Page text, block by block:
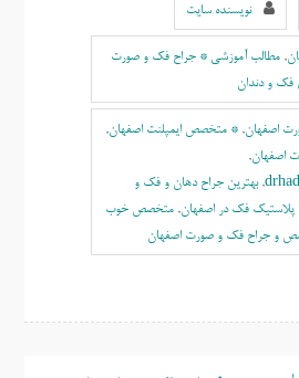
نویسنده سایت
, مطالب آموزشی * جراح فک و صورت
فک و دندان
اصفهان, * متخصص ایمپلنت اصفهان,
اصفهان,
,بهترين جراح دهان و فک و
فک در اصفهان, متخصص خوب
و جراح فک و صورت اصفهان